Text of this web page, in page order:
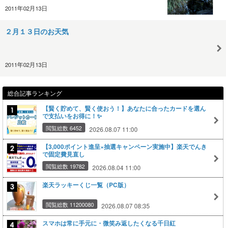
2011年02月13日
２月１３日のお天気
2011年02月13日
総合記事ランキング
【賢く貯めて、賢く使おう！】あなたに合ったカードを選ん
で支払いをお得に！✨
閲覧総数 6452 2026.08.07 11:00
【3,000ポイント進呈×抽選キャンペーン実施中】楽天でんき
で固定費見直し
閲覧総数 19782 2026.08.04 11:00
楽天ラッキーくじ一覧（PC版）
閲覧総数 11200080 2026.08.07 08:35
スマホは常に手元に・微笑み返したくなる千日紅